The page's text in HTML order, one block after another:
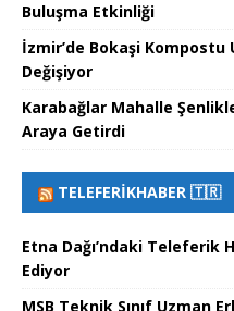
Buluşma Etkinliği
İzmir’de Bokaşi Kompostu
Değişiyor
Karabağlar Mahalle
Araya Getirdi
TELEFERIKHABER 🇹🇷
Etna Dağı’ndaki Teleferik
Ediyor
MSB Teknik Sınıf Uzman